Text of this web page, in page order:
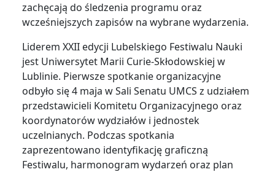
zachęcają do śledzenia programu oraz
wcześniejszych zapisów na wybrane wydarzenia.
Liderem XXII edycji Lubelskiego Festiwalu Nauki
jest Uniwersytet Marii Curie-Skłodowskiej w
Lublinie. Pierwsze spotkanie organizacyjne
odbyło się 4 maja w Sali Senatu UMCS z udziałem
przedstawicieli Komitetu Organizacyjnego oraz
koordynatorów wydziałów i jednostek
uczelnianych. Podczas spotkania
zaprezentowano identyfikację graficzną
Festiwalu, harmonogram wydarzeń oraz plan